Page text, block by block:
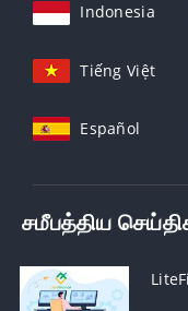
Indonesia
Tiếng Việt
Español
சமீபத்திய